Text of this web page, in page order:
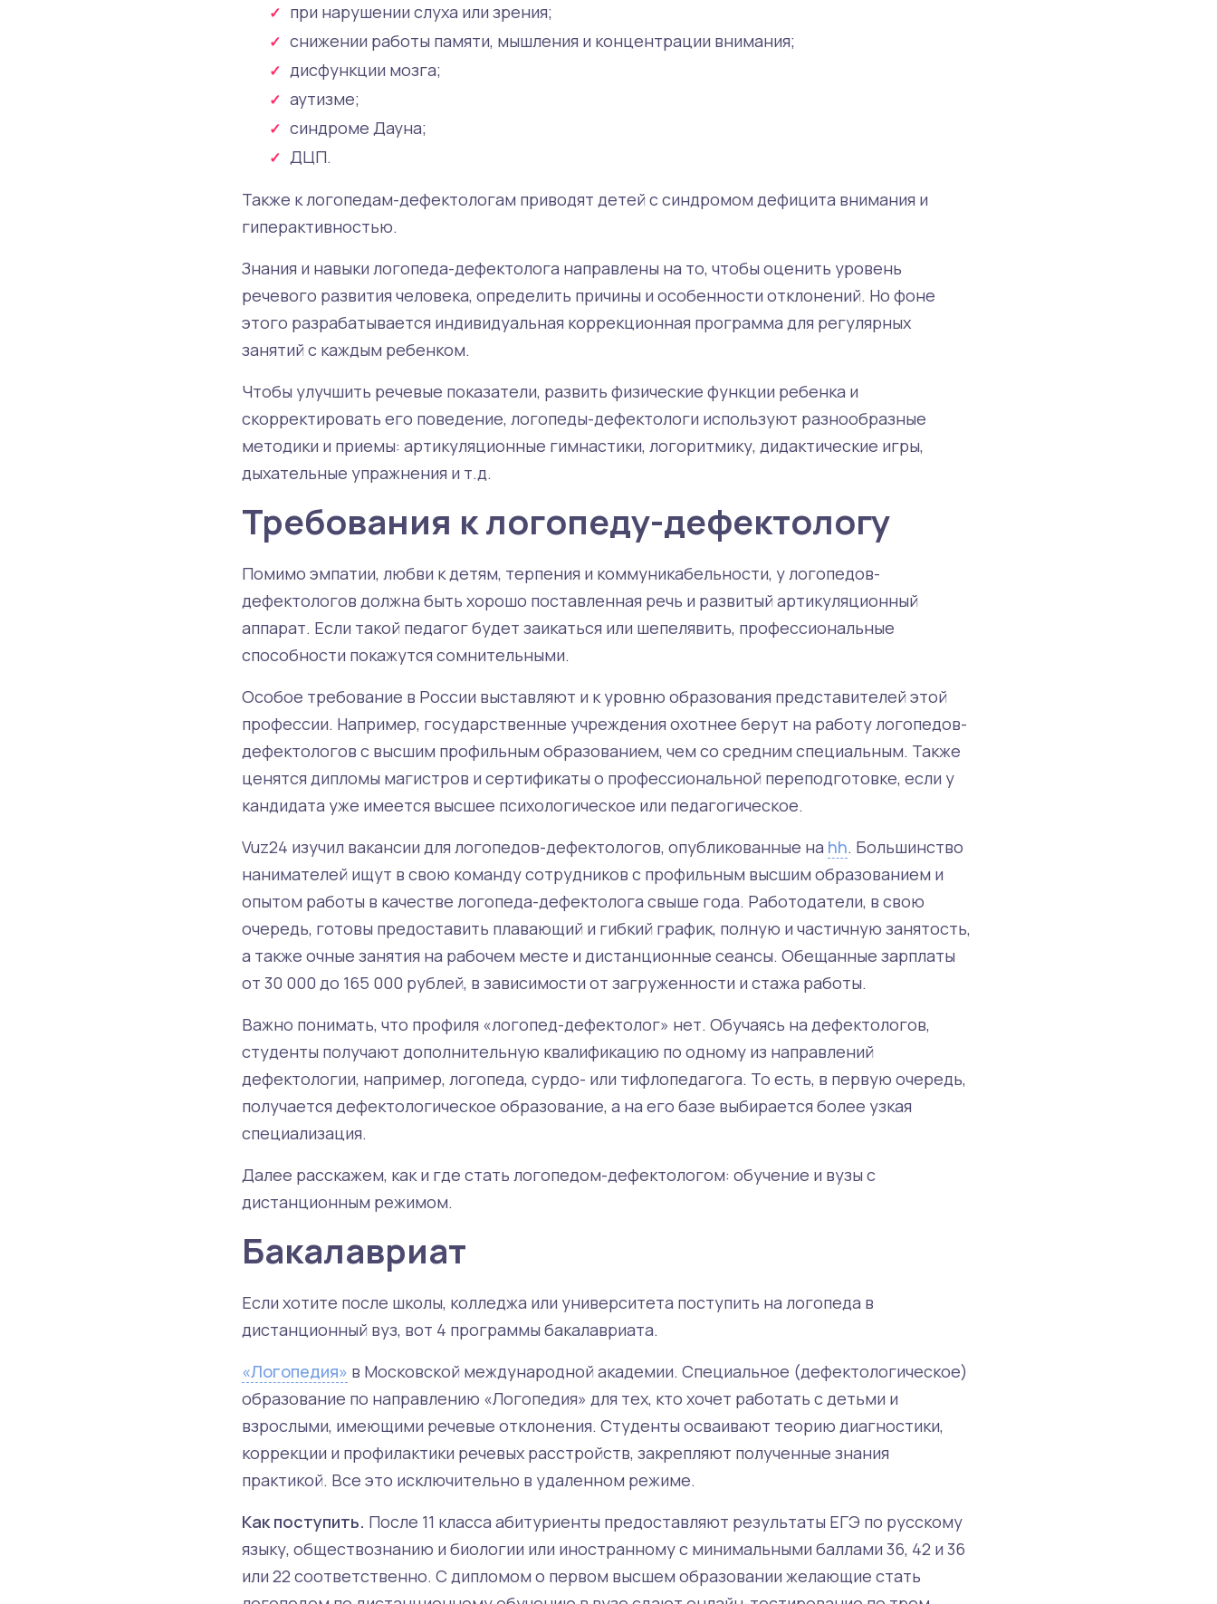
при нарушении слуха или зрения;
снижении работы памяти, мышления и концентрации внимания;
дисфункции мозга;
аутизме;
синдроме Дауна;
ДЦП.
Также к логопедам-дефектологам приводят детей с синдромом дефицита внимания и
гиперактивностью.
Знания и навыки логопеда-дефектолога направлены на то, чтобы оценить уровень
речевого развития человека, определить причины и особенности отклонений. Но фоне
этого разрабатывается индивидуальная коррекционная программа для регулярных
занятий с каждым ребенком.
Чтобы улучшить речевые показатели, развить физические функции ребенка и
скорректировать его поведение, логопеды-дефектологи используют разнообразные
методики и приемы: артикуляционные гимнастики, логоритмику, дидактические игры,
дыхательные упражнения и т.д.
Требования к логопеду-дефектологу
Помимо эмпатии, любви к детям, терпения и коммуникабельности, у логопедов-
дефектологов должна быть хорошо поставленная речь и развитый артикуляционный
аппарат. Если такой педагог будет заикаться или шепелявить, профессиональные
способности покажутся сомнительными.
Особое требование в России выставляют и к уровню образования представителей этой
профессии. Например, государственные учреждения охотнее берут на работу логопедов-
дефектологов с высшим профильным образованием, чем со средним специальным. Также
ценятся дипломы магистров и сертификаты о профессиональной переподготовке, если у
кандидата уже имеется высшее психологическое или педагогическое.
Vuz24 изучил вакансии для логопедов-дефектологов, опубликованные на hh. Большинство
нанимателей ищут в свою команду сотрудников с профильным высшим образованием и
опытом работы в качестве логопеда-дефектолога свыше года. Работодатели, в свою
очередь, готовы предоставить плавающий и гибкий график, полную и частичную занятость,
а также очные занятия на рабочем месте и дистанционные сеансы. Обещанные зарплаты
от 30 000 до 165 000 рублей, в зависимости от загруженности и стажа работы.
Важно понимать, что профиля «логопед-дефектолог» нет. Обучаясь на дефектологов,
студенты получают дополнительную квалификацию по одному из направлений
дефектологии, например, логопеда, сурдо- или тифлопедагога. То есть, в первую очередь,
получается дефектологическое образование, а на его базе выбирается более узкая
специализация.
Далее расскажем, как и где стать логопедом-дефектологом: обучение и вузы с
дистанционным режимом.
Бакалавриат
Если хотите после школы, колледжа или университета поступить на логопеда в
дистанционный вуз, вот 4 программы бакалавриата.
«Логопедия» в Московской международной академии. Специальное (дефектологическое)
образование по направлению «Логопедия» для тех, кто хочет работать с детьми и
взрослыми, имеющими речевые отклонения. Студенты осваивают теорию диагностики,
коррекции и профилактики речевых расстройств, закрепляют полученные знания
практикой. Все это исключительно в удаленном режиме.
Как поступить. После 11 класса абитуриенты предоставляют результаты ЕГЭ по русскому
языку, обществознанию и биологии или иностранному с минимальными баллами 36, 42 и 36
или 22 соответственно. С дипломом о первом высшем образовании желающие стать